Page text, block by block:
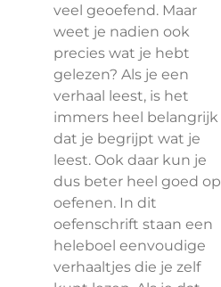
veel geoefend. Maar
weet je nadien ook
precies wat je hebt
gelezen? Als je een
verhaal leest, is het
immers heel belangrijk
dat je begrijpt wat je
leest. Ook daar kun je
dus beter heel goed op
oefenen. In dit
oefenschrift staan een
heleboel eenvoudige
verhaaltjes die je zelf